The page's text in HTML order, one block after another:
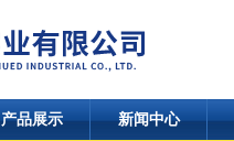
产品展示 新闻中心